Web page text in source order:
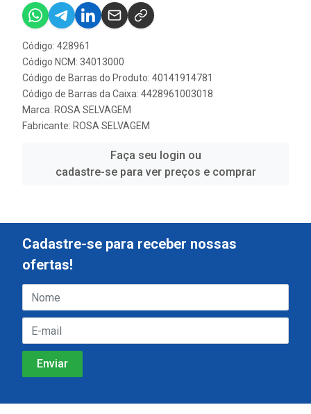
Código: 428961
Código NCM: 34013000
Código de Barras do Produto: 40141914781
Código de Barras da Caixa: 4428961003018
Marca: ROSA SELVAGEM
Fabricante: ROSA SELVAGEM
Faça seu login ou
cadastre-se para ver preços e comprar
Cadastre-se para receber nossas
ofertas!